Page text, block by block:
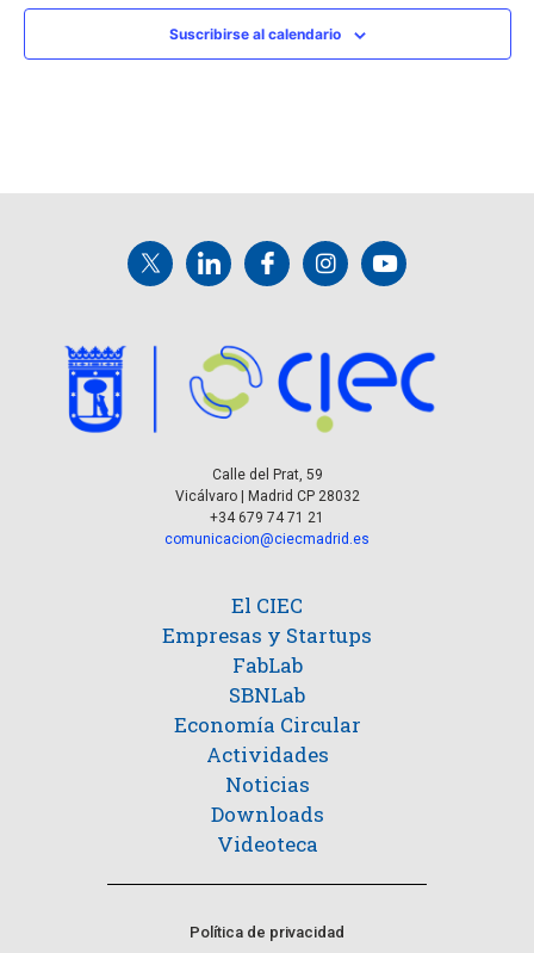
Suscribirse al calendario
Calle del Prat, 59
Vicálvaro | Madrid CP 28032
+34 679 74 71 21
comunicacion@ciecmadrid.es
El CIEC
Empresas y Startups
FabLab
SBNLab
Economía Circular
Actividades
Noticias
Downloads
Videoteca
Política de privacidad